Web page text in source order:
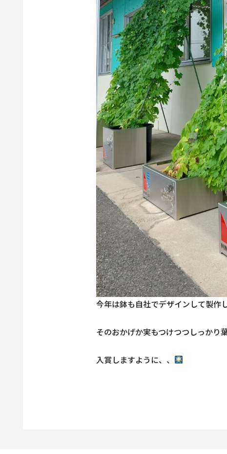
今年は鉢も自社でデザインして製作
そのおかげか実もつけつつしっかり
入賞しますように、、